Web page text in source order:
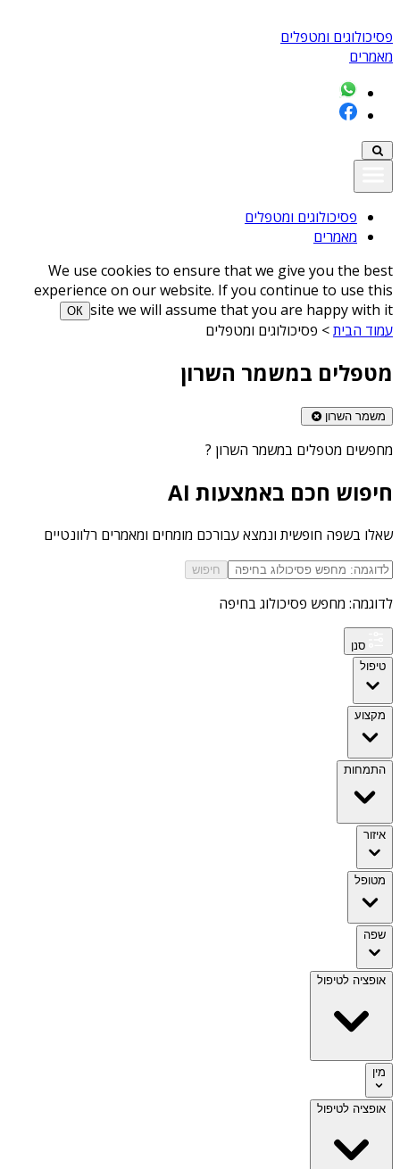
פסיכולוגים ומטפלים
מאמרים
פסיכולוגים ומטפלים
מאמרים
We use cookies to ensure that we give you the best
experience on our website. If you continue to use this
site we will assume that you are happy with it
ОК
עמוד הבית> פסיכולוגים ומטפלים
מטפלים במשמר השרון
משמר השרון
מחפשים מטפלים במשמר השרון ?
חיפוש חכם באמצעות AI
שאלו בשפה חופשית ונמצא עבורכם מומחים ומאמרים רלוונטיים
חיפוש
לדוגמה: מחפש פסיכולוג בחיפה
סנן
טיפול
מקצוע
התמחות
איזור
מטופל
שפה
אופציה לטיפול
מין
אופציה לטיפול